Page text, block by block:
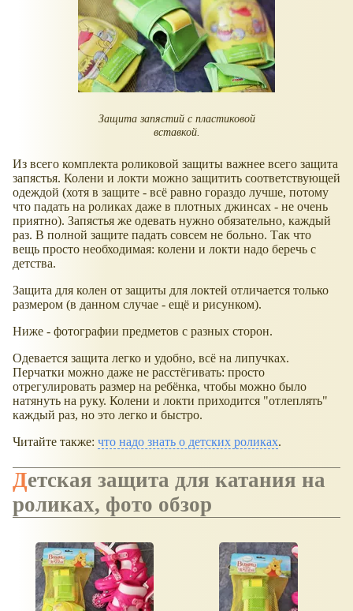
Защита запястий с пластиковой
вставкой.
Из всего комплекта роликовой защиты важнее всего защита
запястья. Колени и локти можно защитить соответствующей
одеждой (хотя в защите - всё равно гораздо лучше, потому
что падать на роликах даже в плотных джинсах - не очень
приятно). Запястья же одевать нужно обязательно, каждый
раз. В полной защите падать совсем не больно. Так что
вещь просто необходимая: колени и локти надо беречь с
детства.
Защита для колен от защиты для локтей отличается только
размером (в данном случае - ещё и рисунком).
Ниже - фотографии предметов с разных сторон.
Одевается защита легко и удобно, всё на липучках.
Перчатки можно даже не расстёгивать: просто
отрегулировать размер на ребёнка, чтобы можно было
натянуть на руку. Колени и локти приходится "отлеплять"
каждый раз, но это легко и быстро.
Читайте также: что надо знать о детских роликах.
Детская защита для катания на
роликах, фото обзор